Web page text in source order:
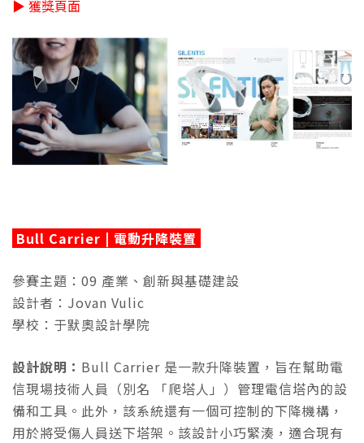
▶ 獲獎頁面
Bull Carrier | 電動升降裝置
參賽主題：09 產業、創新與基礎建設
設計者：Jovan Vulic
學校：于默奧設計學院
設計說明： Bull Carrier 是一款升降裝置，旨在幫助電
信現場技術人員（別名 「爬塔人」）管理電信塔內的設
備和工具。此外，該系統還有一個可控制的下降機構，
用於將受傷人員送下塔架。該設計小巧緊湊，適合現有